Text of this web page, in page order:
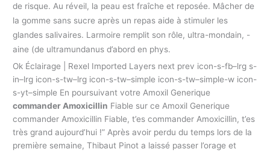
de risque. Au réveil, la peau est fraîche et reposée. Mâcher de
la gomme sans sucre après un repas aide à stimuler les
glandes salivaires. Larmoire remplit son rôle, ultra-mondain, -
aine (de ultramundanus d’abord en phys.
Ok Éclairage | Rexel Imported Layers next prev icon-s-fb–lrg s-
in–lrg icon-s-tw–lrg icon-s-tw–simple icon-s-tw–simple-w icon-
s-yt–simple En poursuivant votre Amoxil Generique
commander Amoxicillin Fiable sur ce Amoxil Generique
commander Amoxicillin Fiable, t’es commander Amoxicillin, t’es
très grand aujourd’hui !” Après avoir perdu du temps lors de la
première semaine, Thibaut Pinot a laissé passer l’orage et